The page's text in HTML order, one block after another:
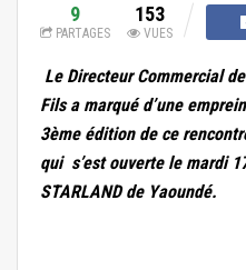
9
PARTAGES
153
VUES
Le Directeur Commercial
Fils a marqué d’une
3ème édition de ce
qui s’est ouverte le mardi
STARLAND de Yaoundé.